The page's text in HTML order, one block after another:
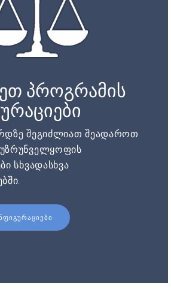
პროგრამის
შეგიძლიათ შეადაროთ
სხვადასხვა